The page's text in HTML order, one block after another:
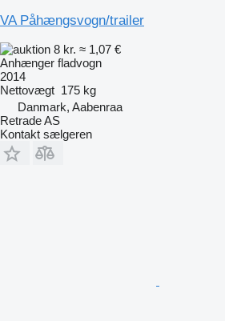
VA Påhængsvogn/trailer
8 kr. ≈ 1,07 €
Anhænger fladvogn
2014
Nettovægt 175 kg
Danmark, Aabenraa
Retrade AS
Kontakt sælgeren